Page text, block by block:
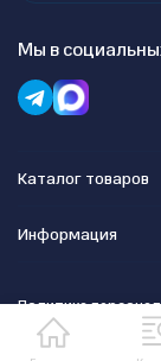
Мы в
Каталог товаров
Информация
Политика